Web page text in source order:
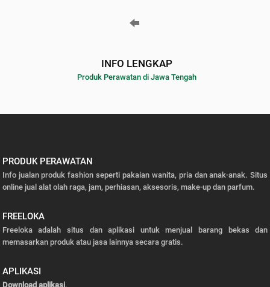
INFO LENGKAP
Produk Perawatan di Jawa Tengah
PRODUK PERAWATAN
Info jualan produk fashion seperti pakaian wanita, pria dan anak-anak. Situs
online jual alat olah raga, jam, perhiasan, aksesoris, make-up dan parfum.
FREELOKA
Freeloka adalah situs dan aplikasi untuk menjual barang bekas dan
memasarkan produk atau jasa lainnya secara gratis.
APLIKASI
Download aplikasi.